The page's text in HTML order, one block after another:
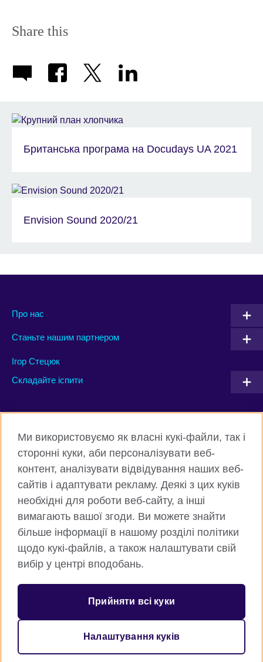
Share this
Британська програма на Docudays UA 2021
Envision Sound 2020/21
Про нас
Станьте нашим партнером
Ігор Стецюк
Складайте іспити
Connect with us
Facebook Twitter
Instagram Flickr
TikTok YouTube
Всесвітня Британська Рада
Приватність та умови користування
Куки
© 2026 British Council
Ми використовуємо як власні кукі-файли, так і
сторонні куки, аби персоналізувати веб-
контент, аналізувати відвідування наших веб-
сайтів і адаптувати рекламу. Деякі з цих куків
необхідні для роботи веб-сайту, а інші
вимагають вашої згоди. Ви можете знайти
більше інформації в нашому розділі політики
щодо кукі-файлів, а також налаштувати свій
вибір у центрі вподобань.
Прийняти всі куки
Налаштування куків